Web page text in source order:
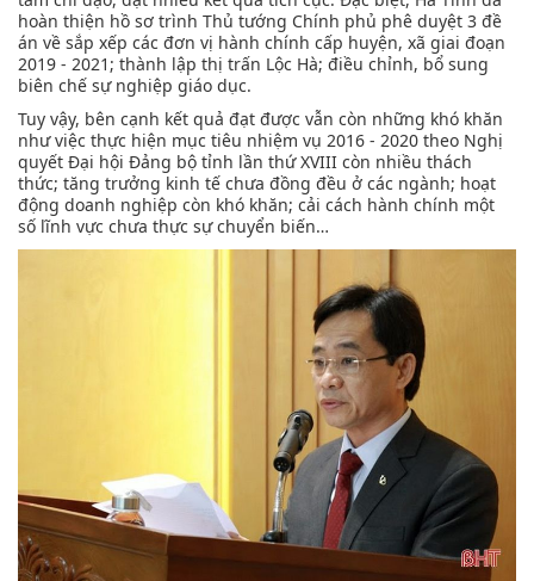
hoàn thiện hồ sơ trình Thủ tướng Chính phủ phê duyệt 3 đề
án về sắp xếp các đơn vị hành chính cấp huyện, xã giai đoạn
2019 - 2021; thành lập thị trấn Lộc Hà; điều chỉnh, bổ sung
biên chế sự nghiệp giáo dục.
Tuy vậy, bên cạnh kết quả đạt được vẫn còn những khó khăn
như việc thực hiện mục tiêu nhiệm vụ 2016 - 2020 theo Nghị
quyết Đại hội Đảng bộ tỉnh lần thứ XVIII còn nhiều thách
thức; tăng trưởng kinh tế chưa đồng đều ở các ngành; hoạt
động doanh nghiệp còn khó khăn; cải cách hành chính một
số lĩnh vực chưa thực sự chuyển biến…